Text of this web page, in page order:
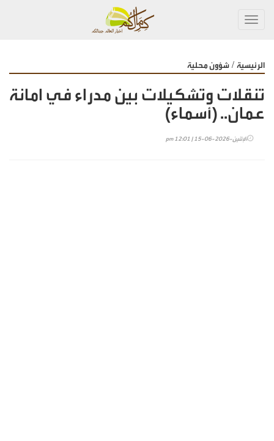
الرئيسية / شؤون محلية
تنقلات وتشكيلات بين مدراء في امانة
عمان.. (أسماء)
الإثنين-2026-06-15 | 12:01 pm